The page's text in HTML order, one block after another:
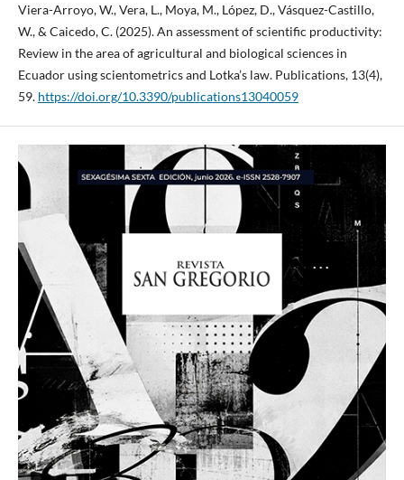
Viera-Arroyo, W., Vera, L., Moya, M., López, D., Vásquez-Castillo,
W., & Caicedo, C. (2025). An assessment of scientific productivity:
Review in the area of agricultural and biological sciences in
Ecuador using scientometrics and Lotka’s law. Publications, 13(4),
59. https://doi.org/10.3390/publications13040059